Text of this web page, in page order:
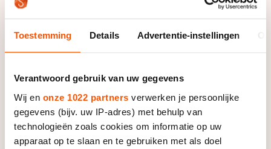
Toestemming Details Advertentie-instellingen
Verantwoord gebruik van uw gegevens
Wij en onze 1022 partners verwerken je persoonlijke
gegevens (bijv. uw IP-adres) met behulp van
technologieën zoals cookies om informatie op uw
apparaat op te slaan en te gebruiken met als doel
Foto: Sander Chamid
Clafis-coach Jillert Anema gaf al voor de
maar veel verder dan een uitnodiging aan
haar adres kwam het niet. De
Amerikaanse besloot in haar eigen land te
blijven en te trainen onder de nieuwe